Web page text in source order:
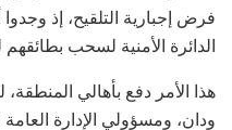
فرض إجبارية التلقيح، إذ
الدائرة الأمنية لسحب
هذا الأمر دفع بأهالي
ودان، ومسؤولي الإدارة